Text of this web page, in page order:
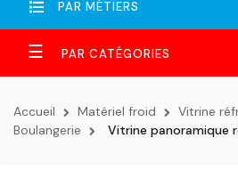
PAR MÉTIERS
Basculer
la
navigation
☰
Accueil Matériel froid Vitrine
Boulangerie
Vitrine panoramique